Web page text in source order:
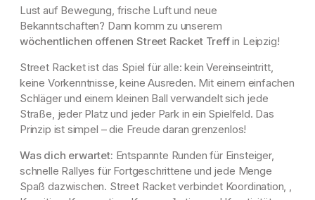
Lust auf Bewegung, frische Luft und neue
Bekanntschaften? Dann komm zu unserem
wöchentlichen offenen Street Racket Treffin Leipzig!
Street Racket ist das Spiel für alle: kein Vereinseintritt,
keine Vorkenntnisse, keine Ausreden. Mit einem einfachen
Schläger und einem kleinen Ball verwandelt sich jede
Straße, jeder Platz und jeder Park in ein Spielfeld. Das
Prinzip ist simpel – die Freude daran grenzenlos!
Was dich erwartet: Entspannte Runden für Einsteiger,
schnelle Rallyes für Fortgeschrittene und jede Menge
Spaß dazwischen. Street Racket verbindet Koordination, ,